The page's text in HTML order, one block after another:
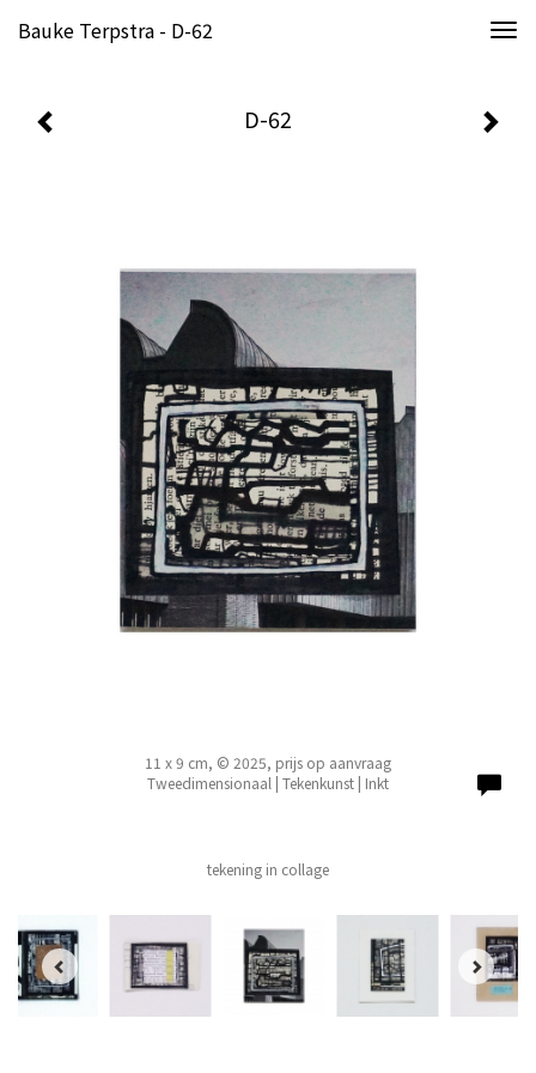
Bauke Terpstra - D-62
D-62
11 x 9 cm, © 2025, prijs op aanvraag
Tweedimensionaal | Tekenkunst | Inkt
tekening in collage